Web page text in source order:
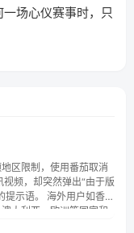
场心仪赛事时，只
区限制，使用番茄取消
外用户如香
大利亚、欧洲等国家和